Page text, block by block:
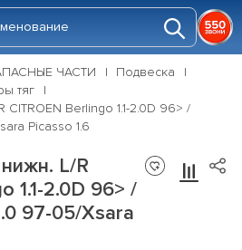
ЧАСТИ
Подвеска
тяг
Berlingo 1.1-2.0D 96> /
Picasso 1.6
L/R
1.1-2.0D 96> /
97-05/Xsara